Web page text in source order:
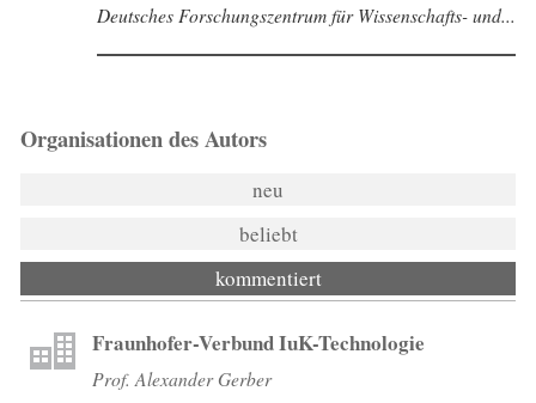
Deutsches Forschungszentrum für Wissenschafts- und...
Organisationen des Autors
neu
beliebt
kommentiert
Fraunhofer-Verbund IuK-Technologie
Prof. Alexander Gerber